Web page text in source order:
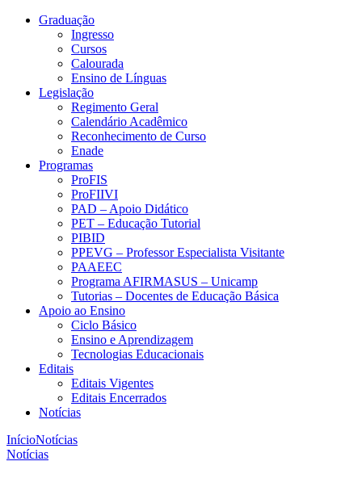
Graduação
Ingresso
Cursos
Calourada
Ensino de Línguas
Legislação
Regimento Geral
Calendário Acadêmico
Reconhecimento de Curso
Enade
Programas
ProFIS
ProFIIVI
PAD – Apoio Didático
PET – Educação Tutorial
PIBID
PPEVG – Professor Especialista Visitante
PAAEEC
Programa AFIRMASUS – Unicamp
Tutorias – Docentes de Educação Básica
Apoio ao Ensino
Ciclo Básico
Ensino e Aprendizagem
Tecnologias Educacionais
Editais
Editais Vigentes
Editais Encerrados
Notícias
InícioNotícias
Notícias